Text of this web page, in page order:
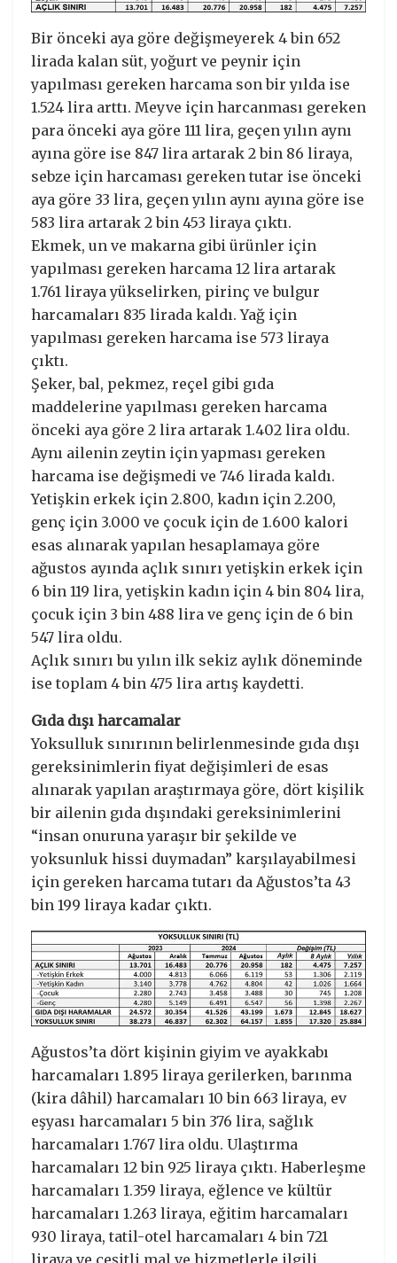
Bir önceki aya göre değişmeyerek 4 bin 652
lirada kalan süt, yoğurt ve peynir için
yapılması gereken harcama son bir yılda ise
1.524 lira arttı. Meyve için harcanması gereken
para önceki aya göre 111 lira, geçen yılın aynı
ayına göre ise 847 lira artarak 2 bin 86 liraya,
sebze için harcaması gereken tutar ise önceki
aya göre 33 lira, geçen yılın aynı ayına göre ise
583 lira artarak 2 bin 453 liraya çıktı.
Ekmek, un ve makarna gibi ürünler için
yapılması gereken harcama 12 lira artarak
1.761 liraya yükselirken, pirinç ve bulgur
harcamaları 835 lirada kaldı. Yağ için
yapılması gereken harcama ise 573 liraya
çıktı.
Şeker, bal, pekmez, reçel gibi gıda
maddelerine yapılması gereken harcama
önceki aya göre 2 lira artarak 1.402 lira oldu.
Aynı ailenin zeytin için yapması gereken
harcama ise değişmedi ve 746 lirada kaldı.
Yetişkin erkek için 2.800, kadın için 2.200,
genç için 3.000 ve çocuk için de 1.600 kalori
esas alınarak yapılan hesaplamaya göre
ağustos ayında açlık sınırı yetişkin erkek için
6 bin 119 lira, yetişkin kadın için 4 bin 804 lira,
çocuk için 3 bin 488 lira ve genç için de 6 bin
547 lira oldu.
Açlık sınırı bu yılın ilk sekiz aylık döneminde
ise toplam 4 bin 475 lira artış kaydetti.
Gıda dışı harcamalar
Yoksulluk sınırının belirlenmesinde gıda dışı
gereksinimlerin fiyat değişimleri de esas
alınarak yapılan araştırmaya göre, dört kişilik
bir ailenin gıda dışındaki gereksinimlerini
“insan onuruna yaraşır bir şekilde ve
yoksunluk hissi duymadan” karşılayabilmesi
için gereken harcama tutarı da Ağustos’ta 43
bin 199 liraya kadar çıktı.
Ağustos’ta dört kişinin giyim ve ayakkabı
harcamaları 1.895 liraya gerilerken, barınma
(kira dâhil) harcamaları 10 bin 663 liraya, ev
eşyası harcamaları 5 bin 376 lira, sağlık
harcamaları 1.767 lira oldu. Ulaştırma
harcamaları 12 bin 925 liraya çıktı. Haberleşme
harcamaları 1.359 liraya, eğlence ve kültür
harcamaları 1.263 liraya, eğitim harcamaları
930 liraya, tatil-otel harcamaları 4 bin 721
liraya ve çeşitli mal ve hizmetlerle ilgili